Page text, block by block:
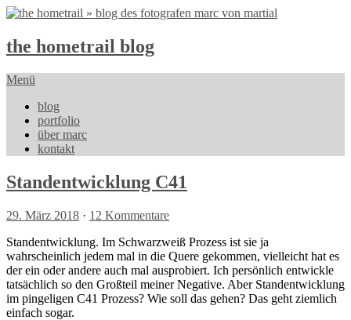
the hometrail blog
Menü
blog
portfolio
über marc
kontakt
Standentwicklung C41
29. März 2018 · 12 Kommentare
Standentwicklung. Im Schwarzweiß Prozess ist sie ja
wahrscheinlich jedem mal in die Quere gekommen, vielleicht hat es
der ein oder andere auch mal ausprobiert. Ich persönlich entwickle
tatsächlich so den Großteil meiner Negative. Aber Standentwicklung
im pingeligen C41 Prozess? Wie soll das gehen? Das geht ziemlich
einfach sogar.